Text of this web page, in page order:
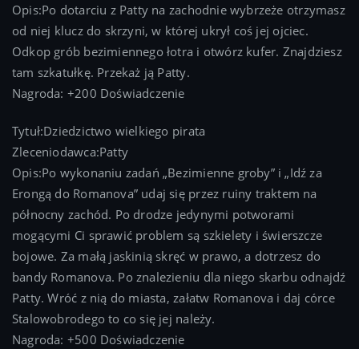
Opis:Po dotarciu z Patty na zachodnie wybrzeże otrzymasz
od niej klucz do skrzyni, w której ukrył coś jej ojciec.
Odkop grób bezimiennego łotra i otwórz kufer. Znajdziesz
tam szkatułkę. Przekaż ją Patty.
Nagroda: +200 Doświadczenie
Tytuł:Dziedzictwo wielkiego pirata
Zleceniodawca:Patty
Opis:Po wykonaniu zadań „Bezimienne groby” i „Idź za
Erongą do Romanova” udaj się przez ruiny traktem na
północny zachód. Po drodze jedynymi potworami
mogącymi Ci sprawić problem są szkielety i świerszcze
bojowe. Za małą jaskinią skręć w prawo, a dotrzesz do
bandy Romanova. Po znalezieniu dla niego skarbu odnajdź
Patty. Wróć z nią do miasta, załatw Romanova i daj córce
Stalowobrodego to co się jej należy.
Nagroda: +500 Doświadczenie